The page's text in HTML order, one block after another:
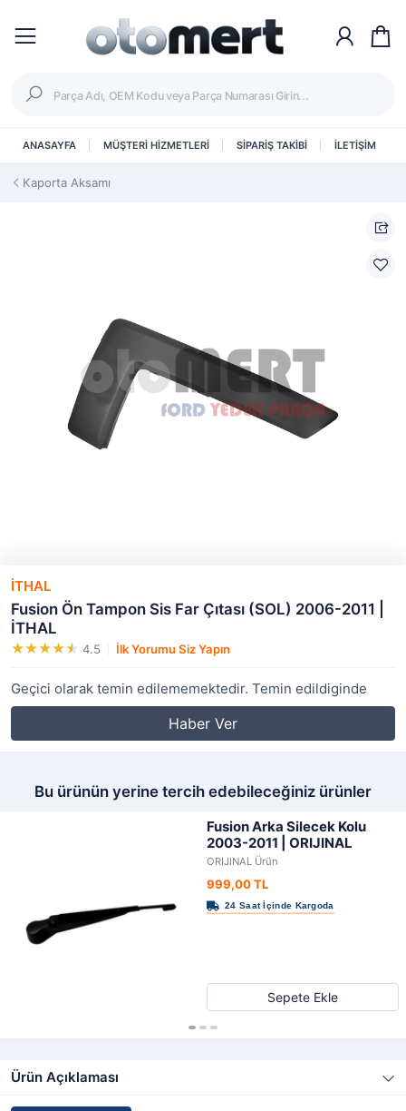
ANASAYFA MÜŞTERİ HİZMETLERİ SİPARİŞ TAKİBİ İLETİŞİM
Kaporta Aksamı
İTHAL
Fusion Ön Tampon Sis Far Çıtası (SOL) 2006-2011 |
İTHAL
4.5 İlk Yorumu Siz Yapın
Geçici olarak temin edilememektedir. Temin edildiginde
Haber Ver
Bu ürünün yerine tercih edebileceğiniz ürünler
Fusion Arka Silecek Kolu
2003-2011 | ORIJINAL
ORIJINAL Ürün
999,00 TL
Sepete Ekle
Ürün Açıklaması